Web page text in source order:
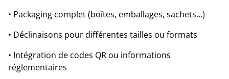
• Packaging complet (boîtes, emballages, sachets…)
• Déclinaisons pour différentes tailles ou formats
• Intégration de codes QR ou informations
réglementaires